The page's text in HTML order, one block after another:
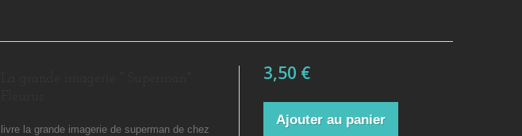
livre la grande imagerie de superman de chez
3,50 €
Ajouter au panier